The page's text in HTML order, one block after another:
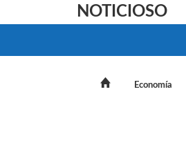
NOTICIOSO
Economía